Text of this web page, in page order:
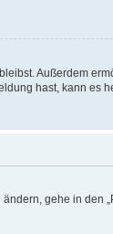
Außerdem
hast, kann es
gehe in den